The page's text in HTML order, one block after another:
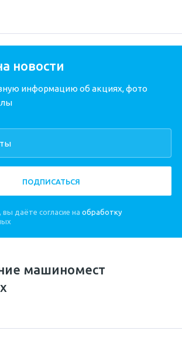
новости
информацию об акциях, фото
ПОДПИСАТЬСЯ
даёте согласие на обработку
машиномест